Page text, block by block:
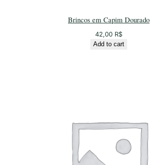
Brincos em Capim Dourado
42,00 R$
Add to cart